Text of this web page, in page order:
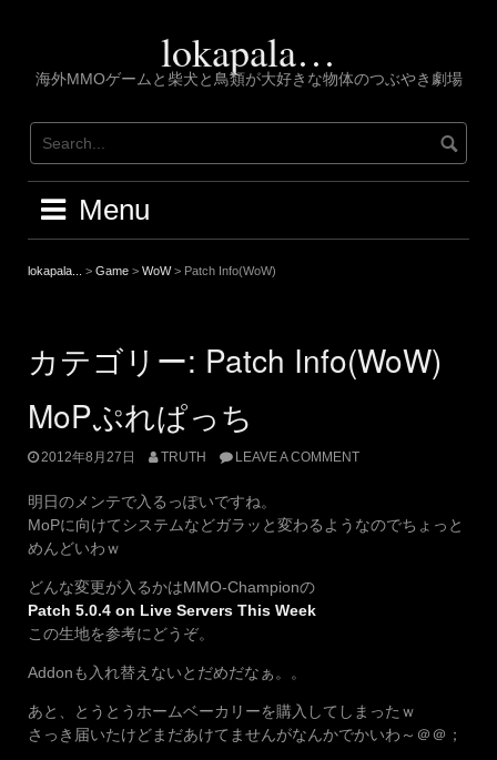
lokapala…
海外MMOゲームと柴犬と鳥類が大好きな物体のつぶやき劇場
Menu
lokapala... > Game > WoW> Patch Info(WoW)
カテゴリー: Patch Info(WoW)
MoPぷれぱっち
2012年8月27日 TRUTH LEAVE A COMMENT
明日のメンテで入るっぽいですね。
MoPに向けてシステムなどガラッと変わるようなのでちょっと
めんどいわｗ
どんな変更が入るかはMMO-Championの
Patch 5.0.4 on Live Servers This Week
この生地を参考にどうぞ。
Addonも入れ替えないとだめだなぁ。。
あと、とうとうホームベーカリーを購入してしまったｗ
さっき届いたけどまだあけてませんがなんかでかいわ～＠＠；